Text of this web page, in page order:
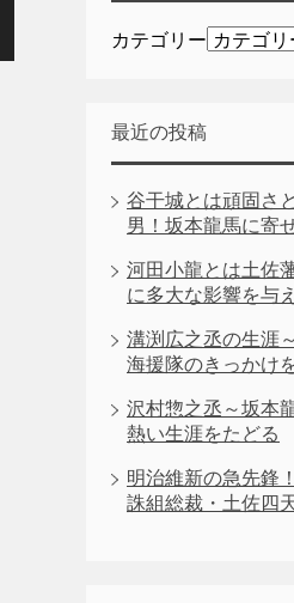
カテゴリー
最近の投稿
谷干城とは頑固さ
男！坂本龍馬に寄
河田小龍とは土佐
に多大な影響を与
溝渕広之丞の生涯
海援隊のきっかけ
沢村惣之丞～坂本
熱い生涯をたどる
明治維新の急先鋒
誅組総裁・土佐四